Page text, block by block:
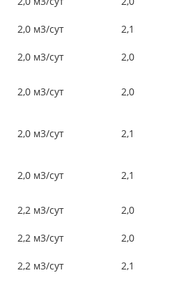
2,0 м3/сут
2,1
2,0 м3/сут
2,0
2,0 м3/сут 2,0
2,0 м3/сут 2,1
2,0 м3/сут 2,1
2,2 м3/сут
2,0
2,2 м3/сут
2,0
2,2 м3/сут
2,1